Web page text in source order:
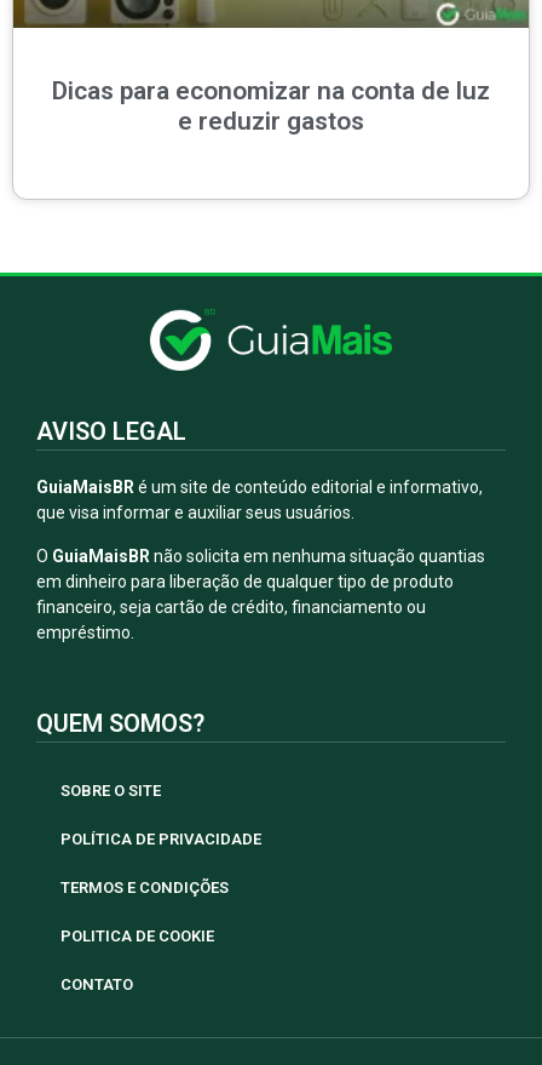
Dicas para economizar na conta de luz
e reduzir gastos
AVISO LEGAL
GuiaMaisBR é um site de conteúdo editorial e informativo,
que visa informar e auxiliar seus usuários.
O GuiaMaisBR não solicita em nenhuma situação quantias
em dinheiro para liberação de qualquer tipo de produto
financeiro, seja cartão de crédito, financiamento ou
empréstimo.
QUEM SOMOS?
SOBRE O SITE
POLÍTICA DE PRIVACIDADE
TERMOS E CONDIÇÕES
POLITICA DE COOKIE
CONTATO